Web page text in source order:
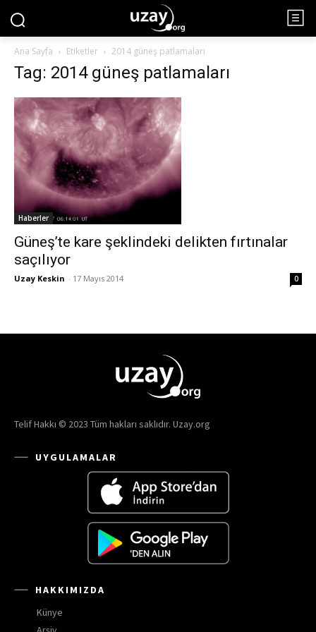
Ana Sayfa Etiketler 2014 güneş patlamaları
Tag: 2014 güneş patlamaları
Haberler
Güneş’te kare şeklindeki delikten fırtınalar
saçılıyor
Uzay Keskin - 17 Mayıs 2014 0
Telif Hakkı © 2023 Tüm hakları saklıdır. Uzay.org
UYGULAMALAR
HAKKIMIZDA
Künye